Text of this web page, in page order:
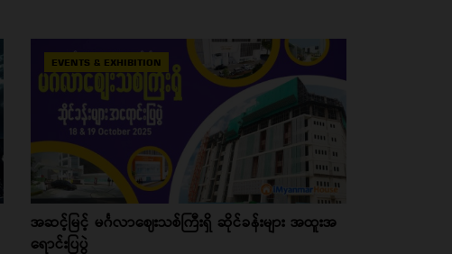
EVENTS & EXHIBITION
အဆင့်မြင့် မင်္ဂလာဈေးသစ်ကြီးရှိ ဆိုင်ခန်းများ အထူးအ
ရောင်းပြပွဲ